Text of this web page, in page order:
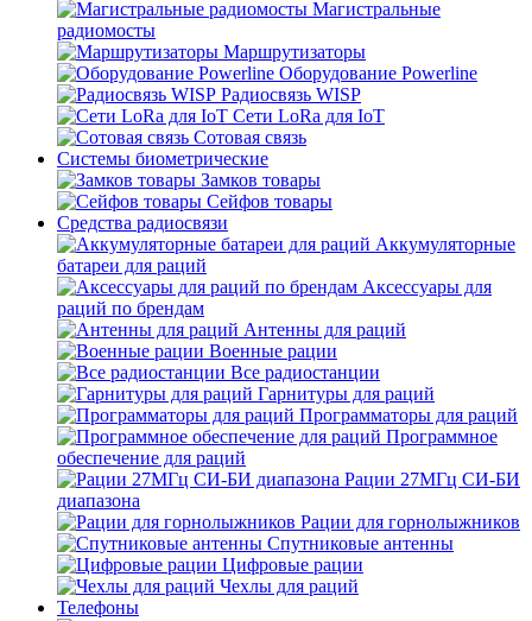
Магистральные
радиомосты
Маршрутизаторы
Оборудование Powerline
Радиосвязь WISP
Сети LoRa для IoT
Сотовая связь
Системы биометрические
Замков товары
Сейфов товары
Средства радиосвязи
Аккумуляторные
батареи для раций
Аксессуары для
раций по брендам
Антенны для раций
Военные рации
Все радиостанции
Гарнитуры для раций
Программаторы для раций
Программное
обеспечение для раций
Рации 27МГц СИ-БИ
диапазона
Рации для горнолыжников
Спутниковые антенны
Цифровые рации
Чехлы для раций
Телефоны